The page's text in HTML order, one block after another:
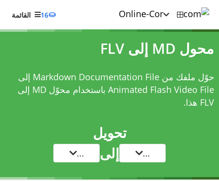
16 القائمة
محول MD إلى FLV
حوّل ملفك من Markdown Documentation File إلى
Animated Flash Video File باستخدام
محوّل MD إلى
FLVهذا.
تحويل
... إلى ...